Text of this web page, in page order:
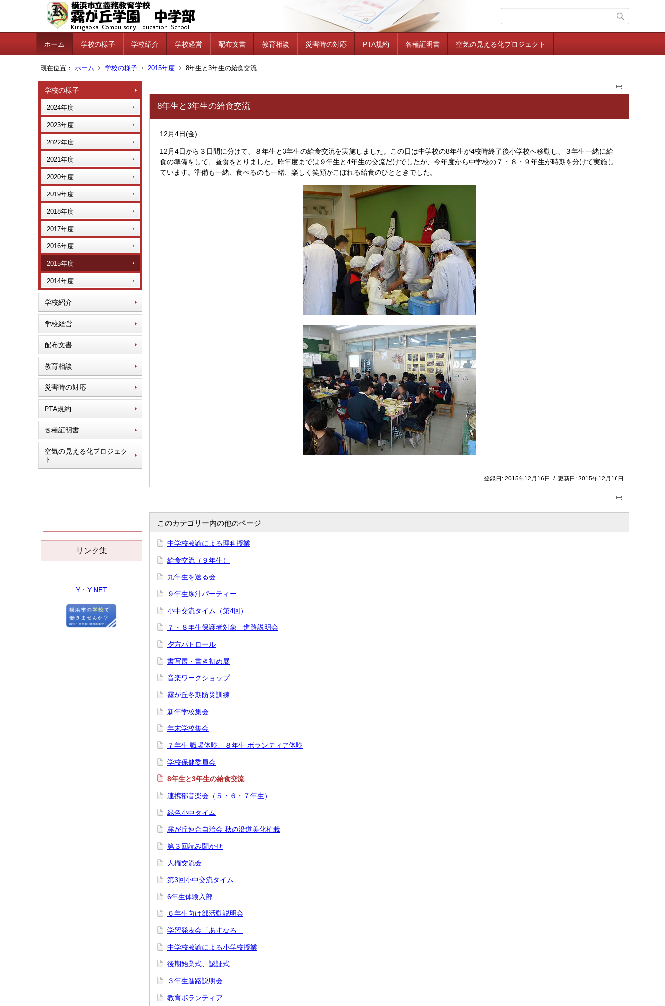
ホーム 学校の様子 学校紹介 学校経営 配布文書 教育相談 災害時の対応 PTA規約 各種証明書 空気の見える化プロジェクト
現在位置： ホーム 学校の様子 2015年度 8年生と3年生の給食交流
学校の様子
2024年度
2023年度
2022年度
2021年度
2020年度
2019年度
2018年度
2017年度
2016年度
2015年度
2014年度
学校紹介
学校経営
配布文書
教育相談
災害時の対応
PTA規約
各種証明書
空気の見える化プロジェク
ト
リンク集
Y・Y NET
8年生と3年生の給食交流
12月4日(金)
12月4日から３日間に分けて、８年生と3年生の給食交流を実施しました。この日は中学校の8年生が4校時終了後小学校へ移動し、３年生一緒に給
食の準備をして、昼食をとりました。昨年度までは９年生と4年生の交流だけでしたが、今年度から中学校の７・８・９年生が時期を分けて実施し
ています。準備も一緒、食べるのも一緒、楽しく笑顔がこぼれる給食のひとときでした。
登録日: 2015年12月16日 / 更新日: 2015年12月16日
このカテゴリー内の他のページ
中学校教諭による理科授業
給食交流（９年生）
九年生を送る会
９年生豚汁パーティー
小中交流タイム（第4回）
７・８年生保護者対象 進路説明会
夕方パトロール
書写展・書き初め展
音楽ワークショップ
霧が丘冬期防災訓練
新年学校集会
年末学校集会
７年生 職場体験、８年生 ボランティア体験
学校保健委員会
8年生と3年生の給食交流
連携部音楽会（５・６・７年生）
緑色小中タイム
霧が丘連合自治会 秋の沿道美化植栽
第３回読み聞かせ
人権交流会
第3回小中交流タイム
6年生体験入部
６年生向け部活動説明会
学習発表会「あすなろ」
中学校教諭による小学校授業
後期始業式、認証式
３年生進路説明会
教育ボランティア